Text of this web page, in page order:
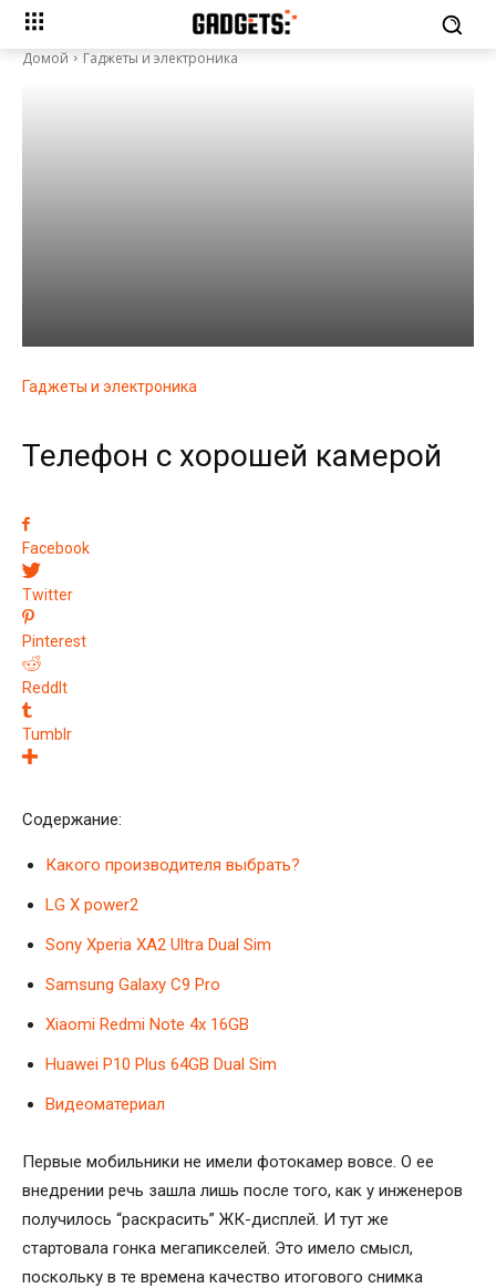
Домой Гаджеты и электроника
Гаджеты и электроника
Телефон с хорошей камерой
Facebook
Twitter
Pinterest
ReddIt
Tumblr
Содержание:
Какого производителя выбрать?
LG X power2
Sony Xperia XA2 Ultra Dual Sim
Samsung Galaxy C9 Pro
Xiaomi Redmi Note 4x 16GB
Huawei P10 Plus 64GB Dual Sim
Видеоматериал
Первые мобильники не имели фотокамер вовсе. О ее
внедрении речь зашла лишь после того, как у инженеров
получилось “раскрасить” ЖК-дисплей. И тут же
стартовала гонка мегапикселей. Это имело смысл,
поскольку в те времена качество итогового снимка